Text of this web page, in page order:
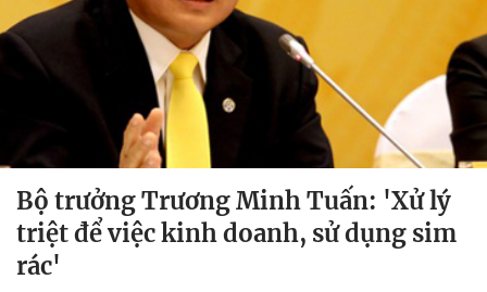
Bộ trưởng Trương Minh Tuấn: 'Xử lý
triệt để việc kinh doanh, sử dụng sim
rác'